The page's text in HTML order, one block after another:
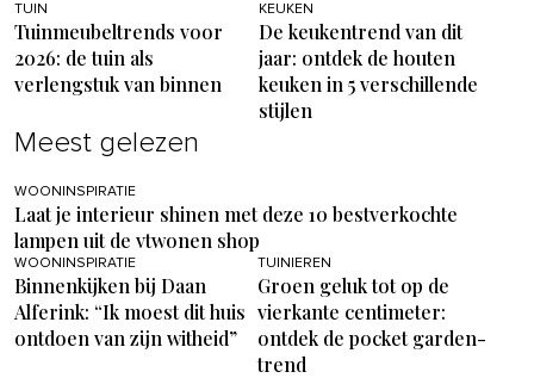
TUIN
Tuinmeubeltrends voor
2026: de tuin als
verlengstuk van binnen
KEUKEN
De keukentrend van dit
jaar: ontdek de houten
keuken in 5 verschillende
stijlen
Meest gelezen
WOONINSPIRATIE
Laat je interieur shinen met deze 10 bestverkochte
lampen uit de vtwonen shop
WOONINSPIRATIE
Binnenkijken bij Daan
Alferink: “Ik moest dit huis
ontdoen van zijn witheid”
TUINIEREN
Groen geluk tot op de
vierkante centimeter:
ontdek de pocket garden-
trend